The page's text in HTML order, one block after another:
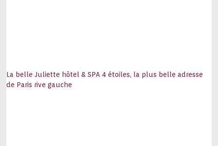
La belle Juliette hôtel & SPA 4 étoiles, la plus belle adresse
de Paris rive gauche